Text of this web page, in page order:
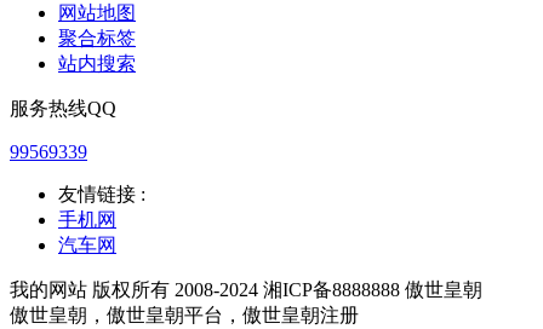
网站地图
聚合标签
站内搜索
服务热线QQ
99569339
友情链接 :
手机网
汽车网
我的网站 版权所有 2008-2024 湘ICP备8888888 傲世皇朝
傲世皇朝，傲世皇朝平台，傲世皇朝注册